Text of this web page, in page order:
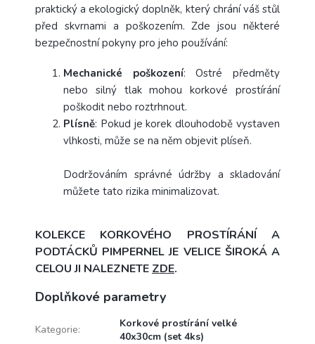
praktický a ekologický doplněk, který chrání váš stůl
před skvrnami a poškozením. Zde jsou některé
bezpečnostní pokyny pro jeho používání:
Mechanické poškození: Ostré předměty
nebo silný tlak mohou korkové prostírání
poškodit nebo roztrhnout.
Plísně: Pokud je korek dlouhodobě vystaven
vlhkosti, může se na něm objevit plíseň.
Dodržováním správné údržby a skladování
můžete tato rizika minimalizovat.
KOLEKCE KORKOVÉHO PROSTÍRÁNÍ A
PODTÁCKŮ PIMPERNEL JE VELICE ŠIROKÁ A
CELOU JI NALEZNETE ZDE.
Doplňkové parametry
Kategorie:
Korkové prostírání velké
40x30cm (set 4ks)